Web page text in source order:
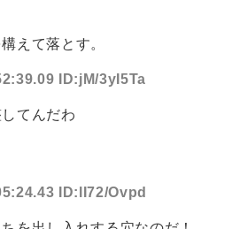
えて落とす。
ID:jM/3yI5Ta
てんだわ
ID:lI72/Ovpd